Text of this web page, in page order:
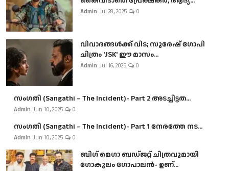
Admin Jul 28, 2025 0
വിവാദങ്ങൾക്ക് വിട; സുരേഷ് ഗോപി
ചിത്രം 'JSK' ഈ മാസം...
Admin Jul 16, 2025 0
സംഗതി (Sangathi – The Incident)- Part 2 അടച്ചിട്ടത...
Admin Jun 10, 2025 0
സംഗതി (Sangathi – The Incident)- Part 1 നേരത്തേ നട...
Admin Jun 10, 2025 0
ബി​ഗ് മെഗാ ബഡ്ജറ്റ് ചിത്രവുമായി
ഗോകുലം ഗോപാലൻ- ഉണ്...